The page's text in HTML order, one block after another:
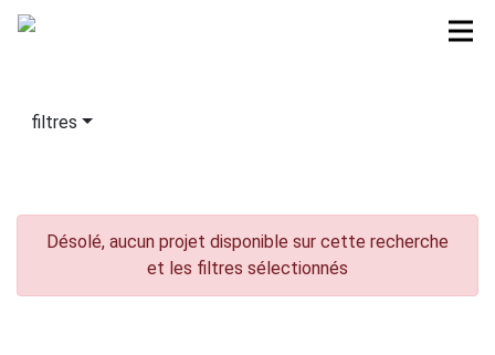
filtres
Désolé, aucun projet disponible sur cette recherche
et les filtres sélectionnés